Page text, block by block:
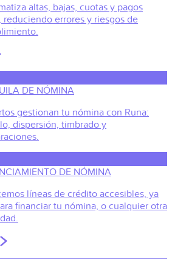
altas, bajas, cuotas y pagos
reduciendo errores y riesgos de
DE NÓMINA
gestionan tu nómina con Runa:
dispersión, timbrado y
DE NÓMINA
líneas de crédito accesibles, ya
financiar tu nómina, o cualquier otra